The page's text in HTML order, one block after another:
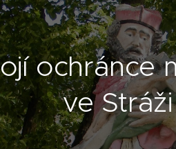
ochránce
ve